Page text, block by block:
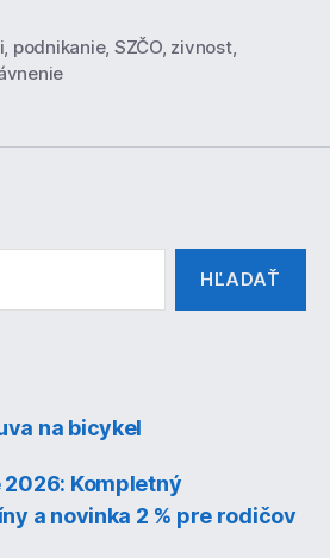
, podnikanie, SZČO, zivnost,
na bicykel
Kompletný
a novinka 2 % pre rodičov